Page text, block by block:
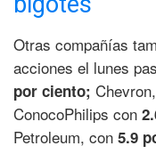
Otras compañías
acciones el lunes
por ciento;
ConocoPhilips con
Petroleum, con 5.9